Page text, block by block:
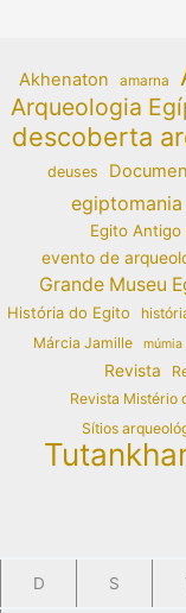
Akhenaton amarna
Arqueologia
descoberta
deuses
egiptomania
Egito
evento de
Grande Museu
História do Egito
Márcia Jamille múmia
Revista
Revista Mistério
Sítios
D S